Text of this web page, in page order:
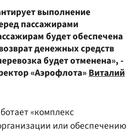
выполнение
пассажирами
будет обеспечена
денежных средств
будет отменена», -
«Аэрофлота»Виталий
«комплекс
или обеспечению